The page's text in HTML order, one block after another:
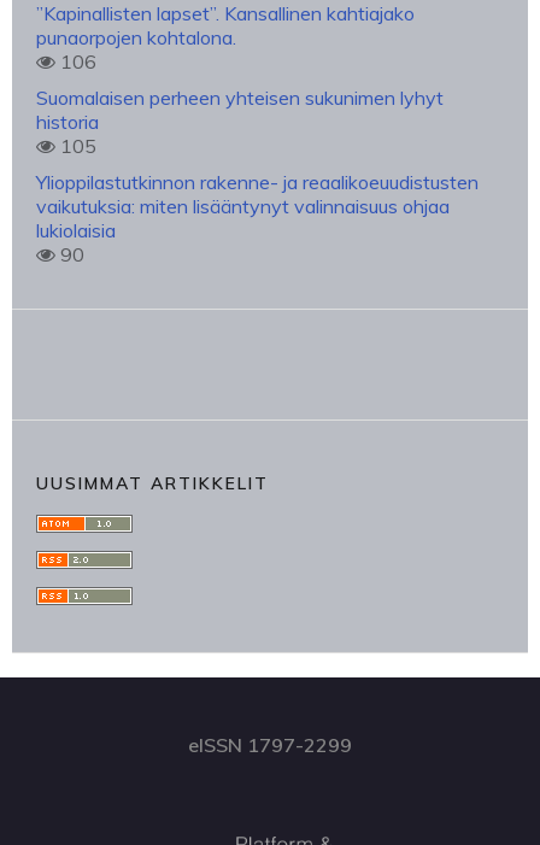
”Kapinallisten lapset”. Kansallinen kahtiajako
punaorpojen kohtalona.
106
Suomalaisen perheen yhteisen sukunimen lyhyt
historia
105
Ylioppilastutkinnon rakenne- ja reaalikoeuudistusten
vaikutuksia: miten lisääntynyt valinnaisuus ohjaa
lukiolaisia
90
UUSIMMAT ARTIKKELIT
eISSN 1797-2299